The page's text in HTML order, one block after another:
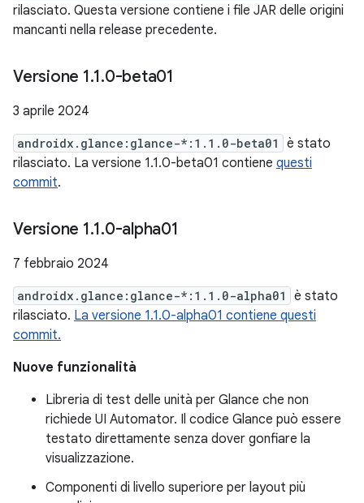
rilasciato. Questa versione contiene i file JAR delle origini
mancanti nella release precedente.
Versione 1.1.0-beta01
3 aprile 2024
androidx.glance:glance-*:1.1.0-beta01
è stato
rilasciato. La versione 1.1.0-beta01 contiene questi
commit.
Versione 1.1.0-alpha01
7 febbraio 2024
androidx.glance:glance-*:1.1.0-alpha01
è stato
rilasciato. La versione 1.1.0-alpha01 contiene questi
commit.
Nuove funzionalità
Libreria di test delle unità per Glance che non
richiede UI Automator. Il codice Glance può essere
testato direttamente senza dover gonfiare la
visualizzazione.
Componenti di livello superiore per layout più